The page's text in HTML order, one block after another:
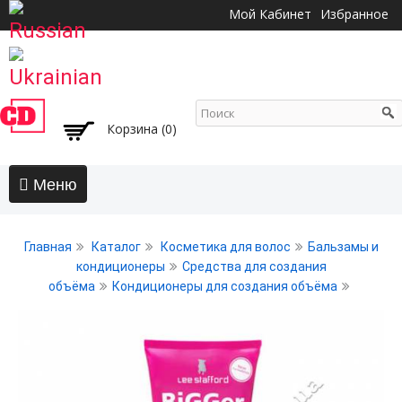
основному
Мой Кабинет Избранное
Корзина (0)
АКЦИИ
Волосы
Безсульфатный уход
Воски, пасты, глина, помады для волос
Главная Каталог Косметика для волос
Бальзамы и
кондиционеры
Средства для создания
объёма
Кондиционеры для создания объёма